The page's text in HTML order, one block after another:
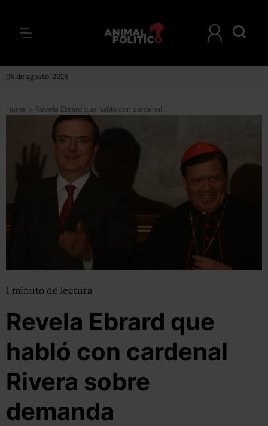
08 de agosto, 2026
Home > Revela Ebrard que habló con cardenal Rivera sobre demanda
1 minuto de lectura
Revela Ebrard que
habló con cardenal
Rivera sobre
demanda